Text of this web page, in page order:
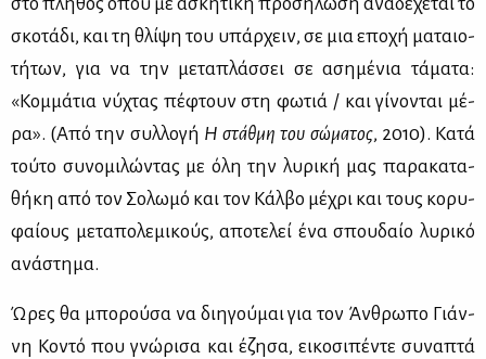
σκο­τά­δι, και τη θλί­ψη του υπάρ­χειν, σε μια επο­χή μα­ταιο­
τή­των, για να την με­τα­πλάσ­σει σε αση­μέ­νια τά­μα­τα:
«Κομ­μά­τια νύ­χτας πέ­φτουν στη φω­τιά / και γί­νο­νται μέ­
ρα». (Από την συλ­λο­γή Η στάθ­μη του σώ­μα­τος, 2010). Κα­τά
τού­το συ­νο­μι­λώ­ντας με όλη την λυ­ρι­κή μας πα­ρα­κα­τα­
θή­κη από τον Σο­λω­μό και τον Κάλ­βο μέ­χρι και τους κο­ρυ­
φαί­ους με­τα­πο­λε­μι­κούς, απο­τε­λεί ένα σπου­δαίο λυ­ρι­κό
ανά­στη­μα.
Ώρες θα μπο­ρού­σα να δι­η­γού­μαι για τον Άν­θρω­πο Γιάν­
νη Κο­ντό που γνώ­ρι­σα και έζη­σα, ει­κο­σι­πέ­ντε συ­να­πτά